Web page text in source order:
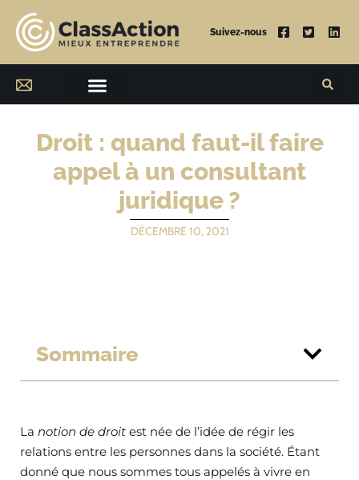
Suivez-nous
Droit : quand faut-il faire
appel à un consultant
juridique ?
DÉCEMBRE 10, 2021
Sommaire
La notion de droit est née de l’idée de régir les
relations entre les personnes dans la société. Étant
donné que nous sommes tous appelés à vivre en